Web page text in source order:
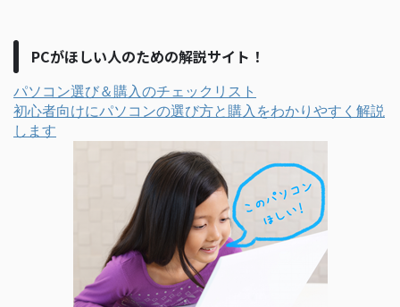
PCがほしい人のための解説サイト！
パソコン選び＆購入のチェックリスト
初心者向けにパソコンの選び方と購入をわかりやすく解説
します